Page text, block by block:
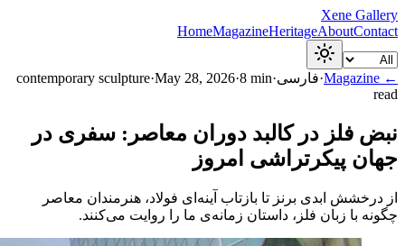
Xene Gallery
HomeMagazineHeritageAboutContact
← Magazine
·فارسی·
contemporary sculpture·May 28, 2026·8 min
read
نبض فلز در کالبد دوران معاصر: سفری در
جهان پیکرتراشی امروز
از درخشش ابدی برنز تا بازتاب آینه‌ای فولاد، هنرمندان معاصر
چگونه با زبان فلز، داستان زمانه‌ی ما را روایت می‌کنند.